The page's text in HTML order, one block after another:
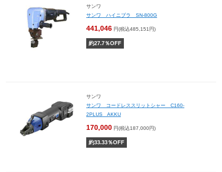
サンワ
サンワ ハイニブラ SN-800G
441,046 円(税込485,151円)
約27.7％OFF
サンワ
サンワ コードレススリットシャー C160-
2PLUS AKKU
170,000 円(税込187,000円)
約33.33％OFF